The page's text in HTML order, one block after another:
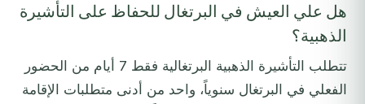
هل علي العيش في البرتغال للحفاظ على التأشيرة
الذهبية؟
تتطلب التأشيرة الذهبية البرتغالية فقط 7 أيام من الحضور
الفعلي في البرتغال سنوياً، واحد من أدنى متطلبات الإقامة